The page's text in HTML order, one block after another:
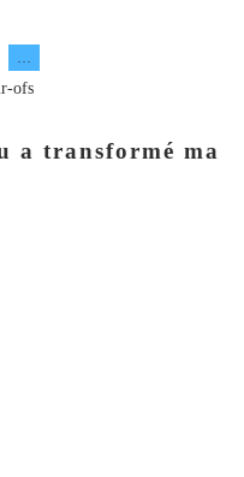
ofs
a transformé ma